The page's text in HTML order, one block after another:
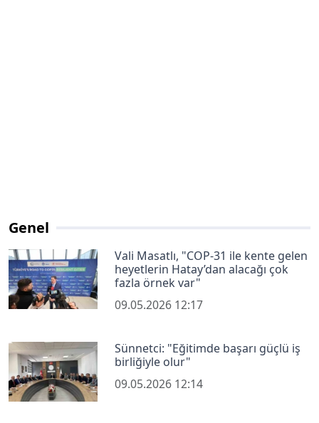
Genel
Vali Masatlı, "COP-31 ile kente gelen
heyetlerin Hatay’dan alacağı çok
fazla örnek var"
09.05.2026 12:17
Sünnetci: "Eğitimde başarı güçlü iş
birliğiyle olur"
09.05.2026 12:14